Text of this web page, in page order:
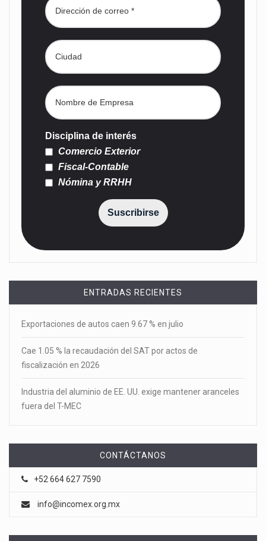
Disciplina de interés
Comercio Exterior
Fiscal-Contable
Nómina y RRHH
Suscribirse
ENTRADAS RECIENTES
Exportaciones de autos caen 9.67 % en julio
Cae 1.05 % la recaudación del SAT por actos de
fiscalización en 2026
Industria del aluminio de EE. UU. exige mantener aranceles
fuera del T-MEC
CONTÁCTANOS
+52 664 627 7590
info@incomex.org.mx